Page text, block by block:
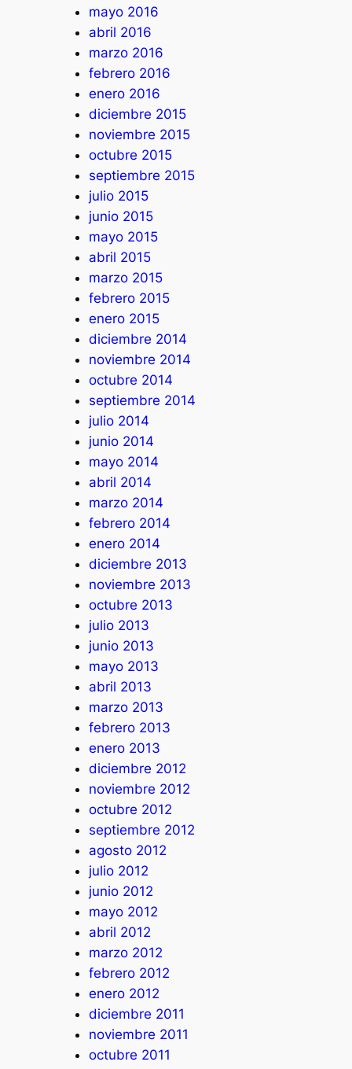
mayo 2016
abril 2016
marzo 2016
febrero 2016
enero 2016
diciembre 2015
noviembre 2015
octubre 2015
septiembre 2015
julio 2015
junio 2015
mayo 2015
abril 2015
marzo 2015
febrero 2015
enero 2015
diciembre 2014
noviembre 2014
octubre 2014
septiembre 2014
julio 2014
junio 2014
mayo 2014
abril 2014
marzo 2014
febrero 2014
enero 2014
diciembre 2013
noviembre 2013
octubre 2013
julio 2013
junio 2013
mayo 2013
abril 2013
marzo 2013
febrero 2013
enero 2013
diciembre 2012
noviembre 2012
octubre 2012
septiembre 2012
agosto 2012
julio 2012
junio 2012
mayo 2012
abril 2012
marzo 2012
febrero 2012
enero 2012
diciembre 2011
noviembre 2011
octubre 2011